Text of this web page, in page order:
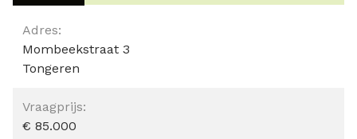
Algemeen
Adres:
Mombeekstraat 3
Tongeren
Vraagprijs:
€ 85.000